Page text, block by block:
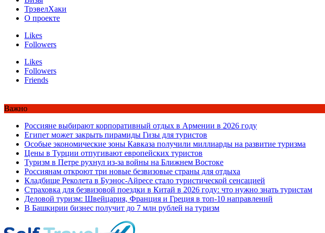
ТрэвелХаки
О проекте
Likes
Followers
Likes
Followers
Friends
Важно
Россияне выбирают корпоративный отдых в Армении в 2026 году
Египет может закрыть пирамиды Гизы для туристов
Особые экономические зоны Кавказа получили миллиарды на развитие туризма
Цены в Турции отпугивают европейских туристов
Туризм в Петре рухнул из-за войны на Ближнем Востоке
Россиянам откроют три новые безвизовые страны для отдыха
Кладбище Реколета в Буэнос-Айресе стало туристической сенсацией
Страховка для безвизовой поездки в Китай в 2026 году: что нужно знать туристам
Деловой туризм: Швейцария, Франция и Греция в топ-10 направлений
В Башкирии бизнес получит до 7 млн рублей на туризм